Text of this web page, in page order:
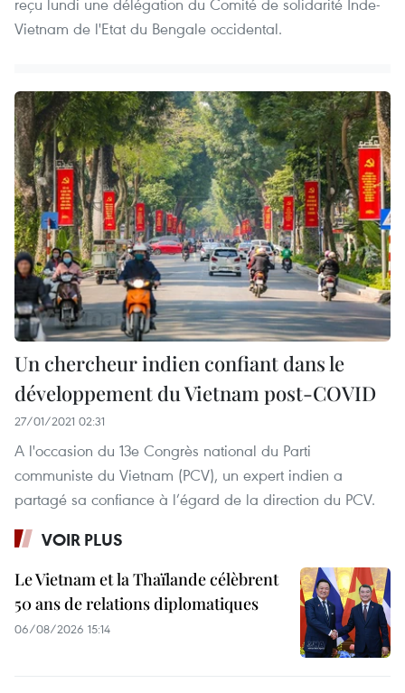
Vietnam de l'Etat du Bengale occidental.
Un chercheur indien confiant dans le
développement du Vietnam post-COVID
27/01/2021 02:31
A l'occasion du 13e Congrès national du Parti
communiste du Vietnam (PCV), un expert indien a
partagé sa confiance à l’égard de la direction du PCV.
VOIR PLUS
Le Vietnam et la Thaïlande célèbrent
50 ans de relations diplomatiques
06/08/2026 15:14